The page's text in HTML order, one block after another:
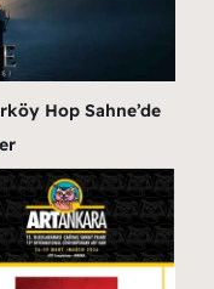
Hop Sahne’de